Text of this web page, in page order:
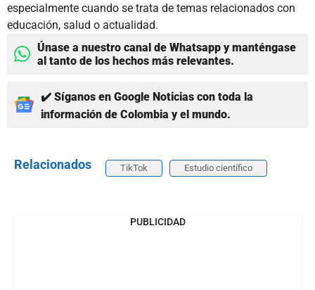
especialmente cuando se trata de temas relacionados con
educación, salud o actualidad.
Únase a nuestro canal de Whatsapp y manténgase
al tanto de los hechos más relevantes.
✔️ Síganos en Google Noticias con toda la
información de Colombia y el mundo.
Relacionados TikTok Estudio científico
PUBLICIDAD